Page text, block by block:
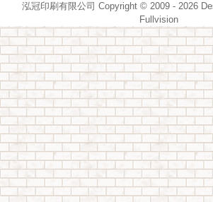
泓冠印刷有限公司 Copyright © 2009 - 2026
Fullvision